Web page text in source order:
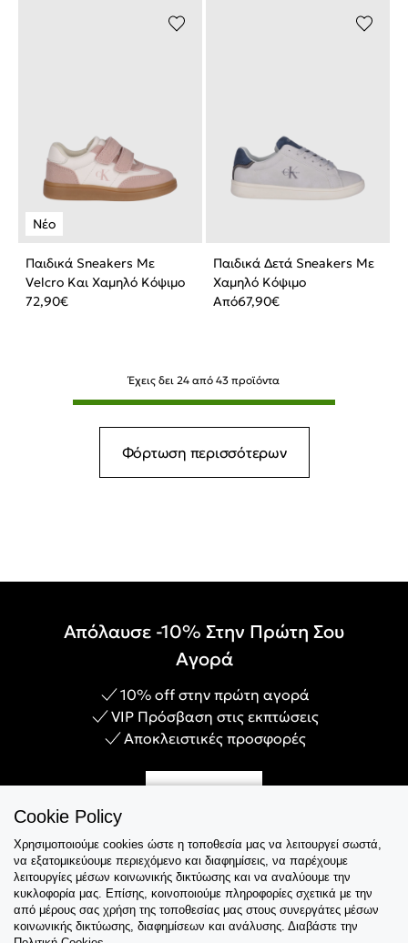
Παιδικά Sneakers Με
Velcro Και Χαμηλό Κόψιμο
72,90€
Παιδικά Δετά Sneakers Με
Χαμηλό Κόψιμο
Από67,90€
Έχεις δει 24 από 43 προϊόντα
Φόρτωση περισσότερων
Απόλαυσε -10% Στην Πρώτη Σου
Αγορά
10% off στην πρώτη αγορά
VIP Πρόσβαση στις εκπτώσεις
Αποκλειστικές προσφορές
Εξυπηρέτηση
Collections
Cookie Policy
Χρησιμοποιούμε cookies ώστε η τοποθεσία μας να λειτουργεί σωστά,
να εξατομικεύουμε περιεχόμενο και διαφημίσεις, να παρέχουμε
λειτουργίες μέσων κοινωνικής δικτύωσης και να αναλύουμε την
κυκλοφορία μας. Επίσης, κοινοποιούμε πληροφορίες σχετικά με την
από μέρους σας χρήση της τοποθεσίας μας στους συνεργάτες μέσων
κοινωνικής δικτύωσης, διαφημίσεων και ανάλυσης. Διαβάστε την